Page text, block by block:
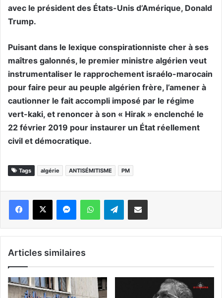
avec le président des États-Unis d’Amérique, Donald
Trump.
Puisant dans le lexique conspirationniste cher à ses
maîtres galonnés, le premier ministre algérien veut
instrumentaliser le rapprochement israélo-marocain
pour faire peur au peuple algérien frère, l’amener à
cautionner le fait accompli imposé par le régime
vert-kaki, et renoncer à son « Hirak » enclenché le
22 février 2019 pour instaurer un État réellement
civil et démocratique.
Tags algérie ANTISÉMITISME PM
WhatsApp Telegram
Articles similaires